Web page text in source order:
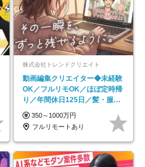
株式会社トレンドクリエイト
動画編集クリエイター◆未経験
OK／フルリモOK／ほぼ定時帰
り／年間休日125日／髪・服・
ネイル自由／副業OK
350～1000万円
フルリモートあり